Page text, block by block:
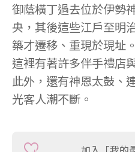
御蔭橫丁過去位於伊勢
央，其後這些江戶至明
築才遷移、重現於現址。
這裡有著許多伴手禮店
此外，還有神恩太鼓、
光客人潮不斷。